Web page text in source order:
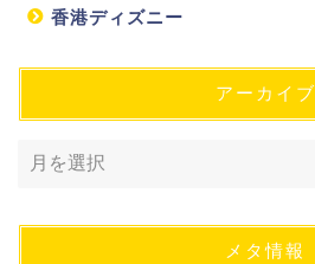
香港ディズニー
アーカイブ
メタ情報